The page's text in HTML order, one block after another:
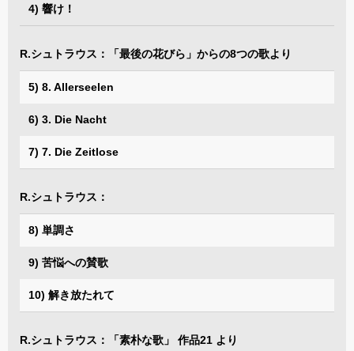
4) 響け！
R.シュトラウス：「最後の花びら」からの8つの歌より
5) 8. Allerseelen
6) 3. Die Nacht
7) 7. Die Zeitlose
R.シュトラウス：
8) 単調さ
9) 苦悩への賛歌
10) 解き放たれて
R.シュトラウス：「素朴な歌」 作品21 より